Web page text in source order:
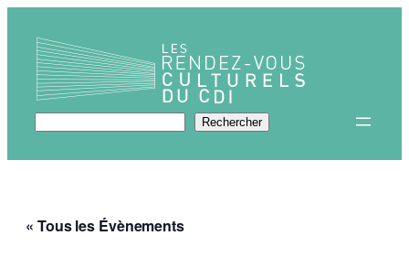
Rechercher Rechercher
« Tous les Évènements